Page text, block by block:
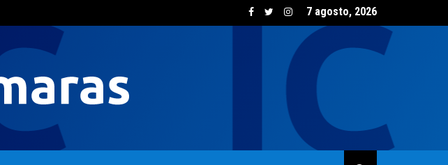
El consumo de vino creció un 5,8% en junio impulsado por las opciones
7 agosto, 2026